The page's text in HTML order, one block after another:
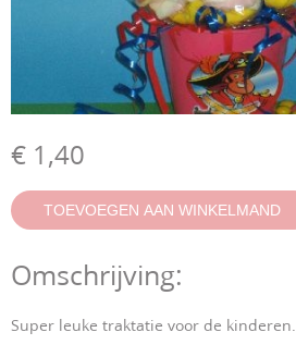
€ 1,40
Omschrijving:
Super leuke traktatie voor de kinderen.